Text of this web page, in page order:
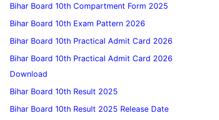
Bihar Board 10th Compartment Form 2025
Bihar Board 10th Exam Pattern 2026
Bihar Board 10th Practical Admit Card 2026
Bihar Board 10th Practical Admit Card 2026
Download
Bihar Board 10th Result 2025
Bihar Board 10th Result 2025 Release Date